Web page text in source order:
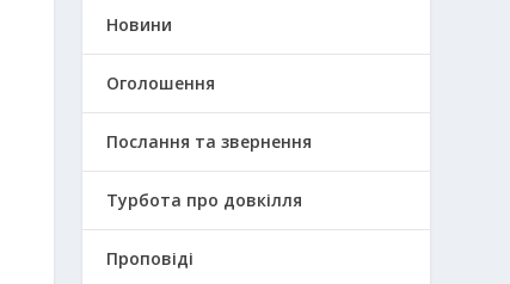
Новини
Оголошення
Послання та звернення
Турбота про довкілля
Проповіді